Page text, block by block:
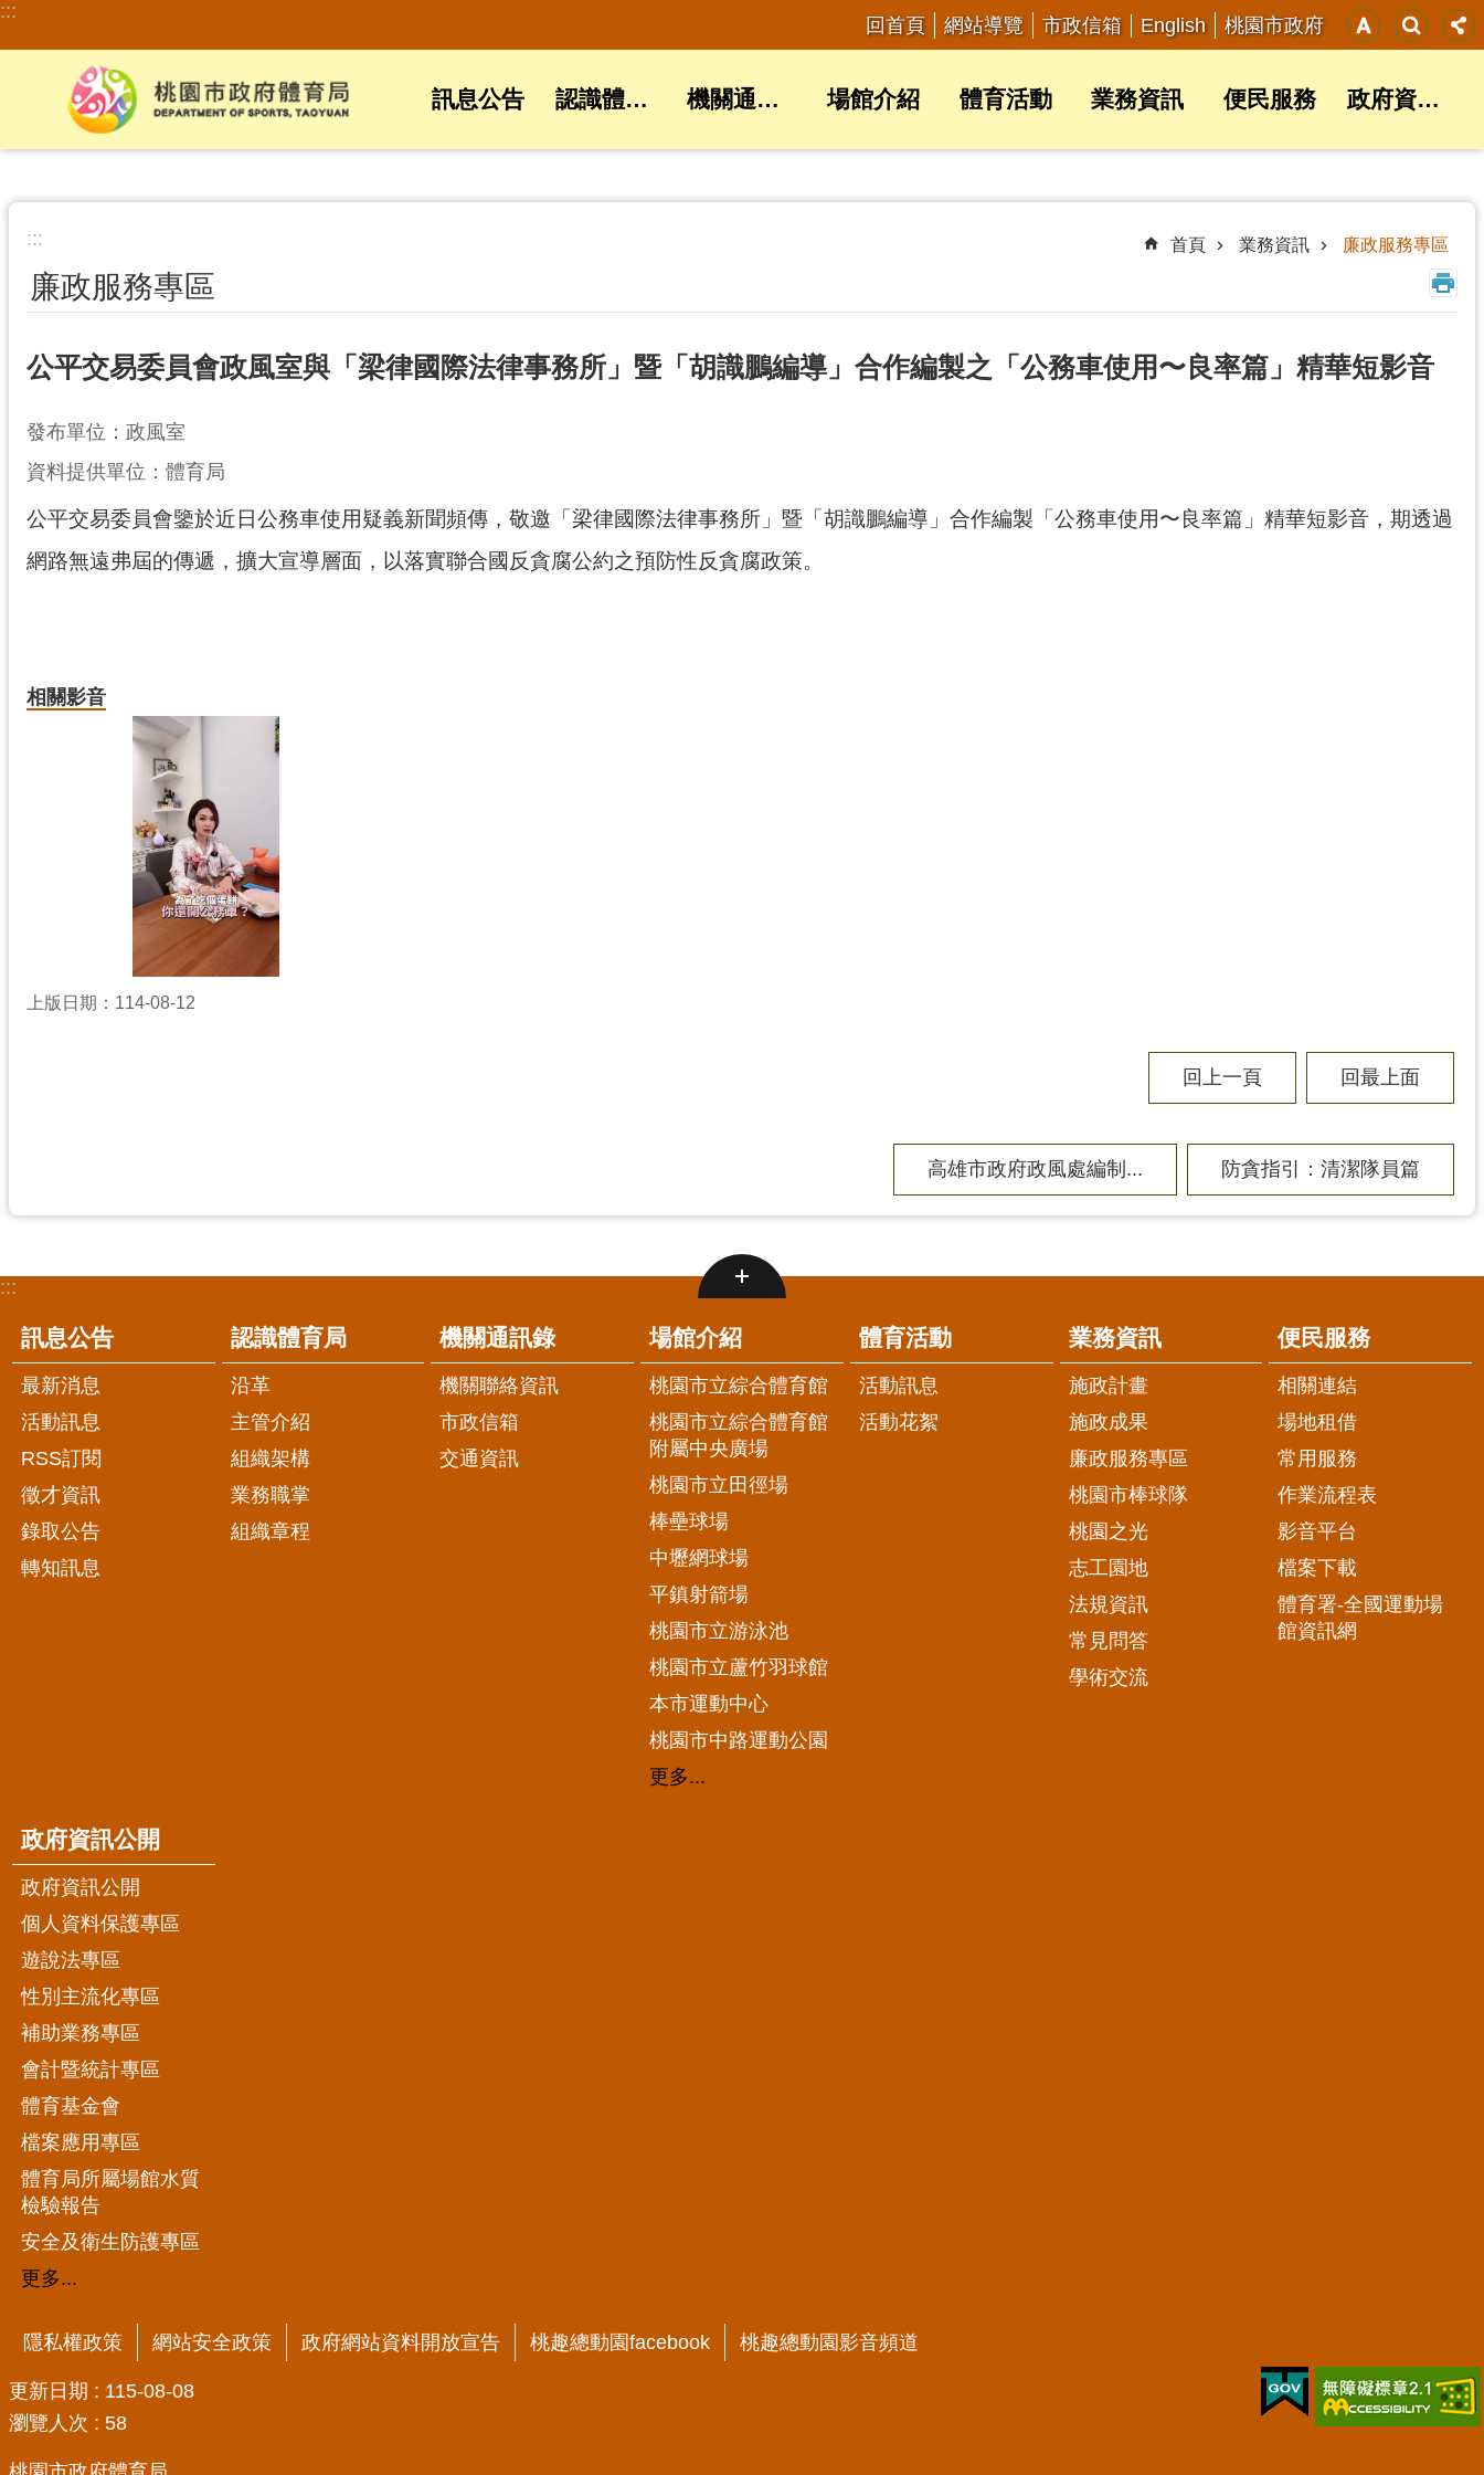
跳到主要內容區塊
:::
回首頁 網站導覽 市政信箱 English 桃園市政府
訊息公告 認識體育局 機關通訊錄 場館介紹 體育活動 業務資訊 便民服務 政府資訊公開
::: 首頁 業務資訊 廉政服務專區
廉政服務專區
公平交易委員會政風室與「梁律國際法律事務所」暨「胡識鵬編導」合作編製之「公務車使用〜良率篇」精華短影音
發布單位：政風室
資料提供單位：體育局
公平交易委員會鑒於近日公務車使用疑義新聞頻傳，敬邀「梁律國際法律事務所」暨「胡識鵬編導」合作編製「公務車使用〜良率篇」精華短影音，期透過
網路無遠弗屆的傳遞，擴大宣導層面，以落實聯合國反貪腐公約之預防性反貪腐政策。
相關影音
上版日期：114-08-12
回上一頁 回最上面
高雄市政府政風處編制... 防貪指引：清潔隊員篇
:::
訊息公告
最新消息
活動訊息
RSS訂閱
徵才資訊
錄取公告
轉知訊息
認識體育局
沿革
主管介紹
組織架構
業務職掌
組織章程
機關通訊錄
機關聯絡資訊
市政信箱
交通資訊
場館介紹
桃園市立綜合體育館
桃園市立綜合體育館
附屬中央廣場
桃園市立田徑場
棒壘球場
中壢網球場
平鎮射箭場
桃園市立游泳池
桃園市立蘆竹羽球館
本市運動中心
桃園市中路運動公園
更多...
體育活動
活動訊息
活動花絮
業務資訊
施政計畫
施政成果
廉政服務專區
桃園市棒球隊
桃園之光
志工園地
法規資訊
常見問答
學術交流
便民服務
相關連結
場地租借
常用服務
作業流程表
影音平台
檔案下載
體育署-全國運動場
館資訊網
政府資訊公開
政府資訊公開
個人資料保護專區
遊說法專區
性別主流化專區
補助業務專區
會計暨統計專區
體育基金會
檔案應用專區
體育局所屬場館水質
檢驗報告
安全及衛生防護專區
更多...
隱私權政策 網站安全政策 政府網站資料開放宣告 桃趣總動園facebook 桃趣總動園影音頻道
更新日期
115-08-08
瀏覽人次
58